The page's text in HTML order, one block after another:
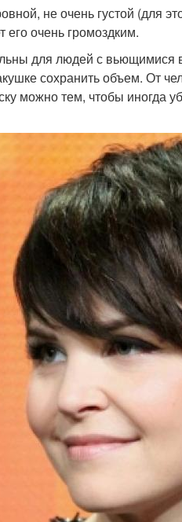
не очень густой (для
его очень громоздким.
для людей с вьющимися
сохранить объем. От
можно тем, чтобы иногда